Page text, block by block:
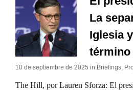
La
Iglesia
término
10 de septiembre de 2025 in Briefings,
The Hill, por Lauren Sforza: El